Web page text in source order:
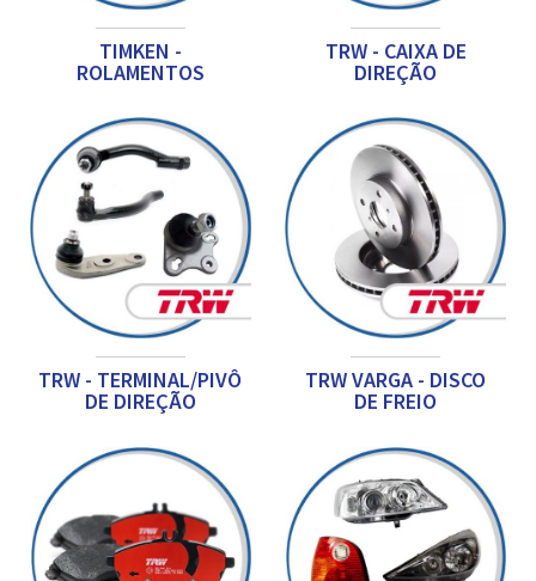
TIMKEN -
ROLAMENTOS
TRW - CAIXA DE
DIREÇÃO
TRW - TERMINAL/PIVÔ
DE DIREÇÃO
TRW VARGA - DISCO
DE FREIO